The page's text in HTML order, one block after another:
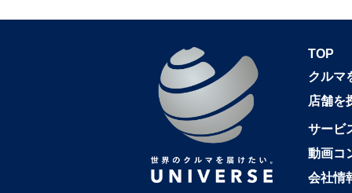
TOP
クルマ
店舗を
サービ
動画コ
会社情